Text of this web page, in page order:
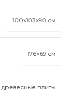
100x103x90 см
176×69 см
плиты